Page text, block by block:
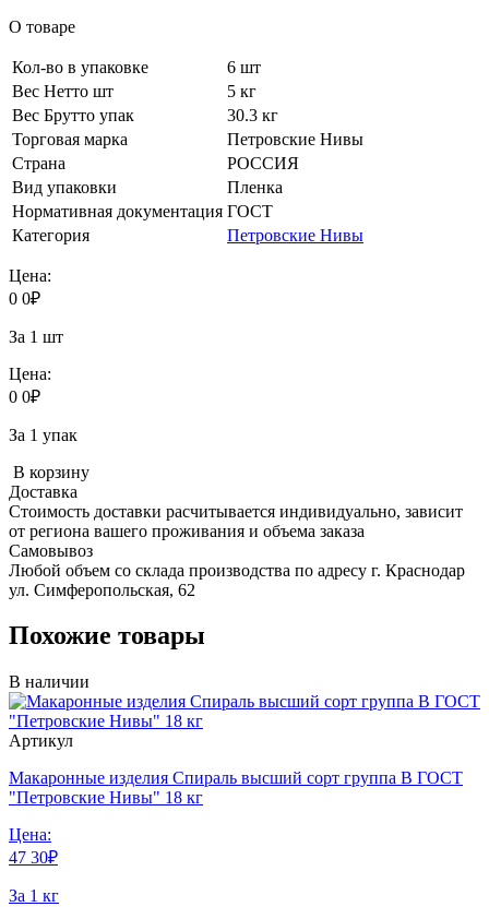
О товаре
Кол-во в упаковке
6 шт
Вес Нетто шт
5 кг
Вес Брутто упак
30.3 кг
Торговая марка
Петровские Нивы
Страна
РОССИЯ
Вид упаковки
Пленка
Нормативная документация ГОСТ
Категория
Петровские Нивы
Цена:
0 0₽
За 1 шт
Цена:
0 0₽
За 1 упак
В корзину
Доставка
Стоимость доставки расчитывается индивидуально, зависит
от региона вашего проживания и объема заказа
Самовывоз
Любой объем со склада производства по адресу г. Краснодар
ул. Симферопольская, 62
Похожие товары
В наличии
Артикул
Макаронные изделия Спираль высший сорт группа В ГОСТ
"Петровские Нивы" 18 кг
Цена:
47 30₽
За 1 кг